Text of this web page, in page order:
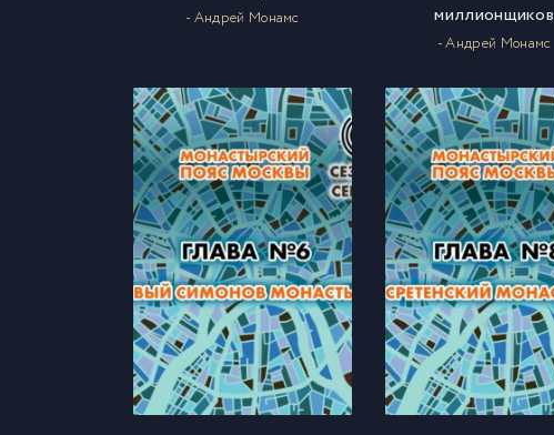
- Андрей Монамс
миллионщиков
- Андрей Монамс